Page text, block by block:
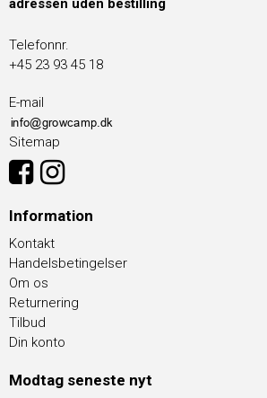
adressen uden bestilling
Telefonnr.
+45 23 93 45 18
E-mail
Sitemap
Information
Kontakt
Handelsbetingelser
Om os
Returnering
Tilbud
Din konto
Modtag seneste nyt